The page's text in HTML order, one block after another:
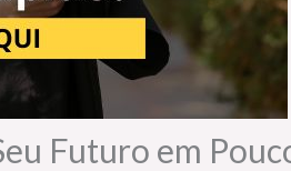
Futuro em